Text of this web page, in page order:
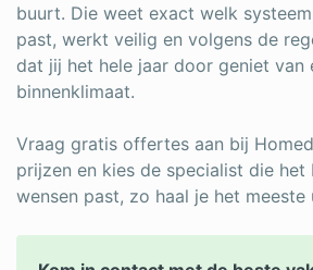
buurt. Die weet exact welk
past, werkt veilig en volgens de
dat jij het hele jaar door geniet van
binnenklimaat.
Vraag gratis offertes aan bij
prijzen en kies de specialist die
wensen past, zo haal je het meeste